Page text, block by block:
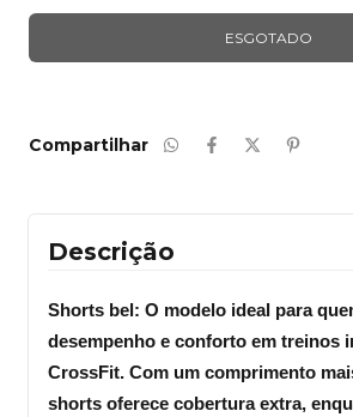
Compartilhar
Descrição
Shorts bel: O modelo ideal para
desempenho e conforto em treinos
CrossFit. Com um comprimento
shorts oferece cobertura extra,